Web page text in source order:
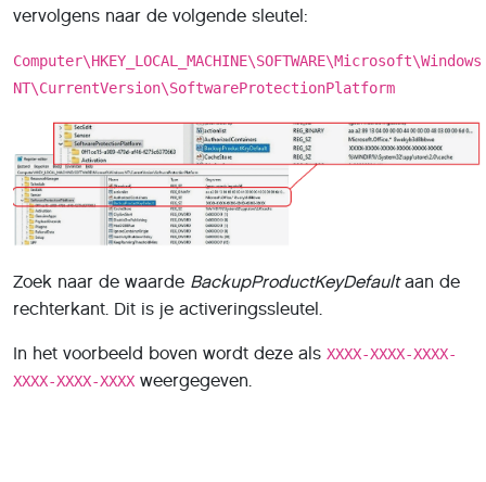
vervolgens naar de volgende sleutel:
Computer\HKEY_LOCAL_MACHINE\SOFTWARE\Microsoft\Windows
NT\CurrentVersion\SoftwareProtectionPlatform
Zoek naar de waarde BackupProductKeyDefaultaan de
rechterkant. Dit is je activeringssleutel.
In het voorbeeld boven wordt deze als XXXX-XXXX-XXXX-
XXXX-XXXX-XXXX weergegeven.